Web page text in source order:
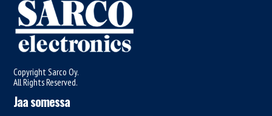
Copyright Sarco Oy.
All Rights Reserved.
Jaa somessa